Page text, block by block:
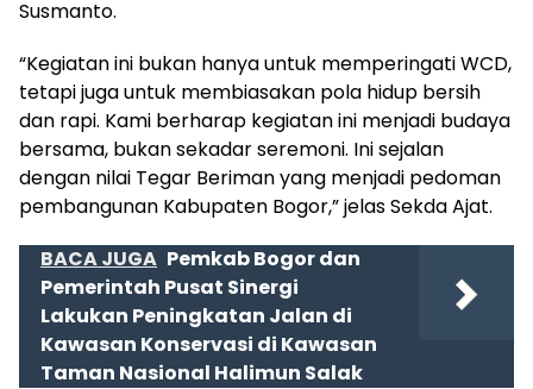
Susmanto.
“Kegiatan ini bukan hanya untuk memperingati WCD,
tetapi juga untuk membiasakan pola hidup bersih
dan rapi. Kami berharap kegiatan ini menjadi budaya
bersama, bukan sekadar seremoni. Ini sejalan
dengan nilai Tegar Beriman yang menjadi pedoman
pembangunan Kabupaten Bogor,” jelas Sekda Ajat.
BACA JUGA Pemkab Bogor dan
Pemerintah Pusat Sinergi
Lakukan Peningkatan Jalan di
Kawasan Konservasi di Kawasan
Taman Nasional Halimun Salak